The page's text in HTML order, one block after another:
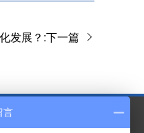
发展？:下一篇
言